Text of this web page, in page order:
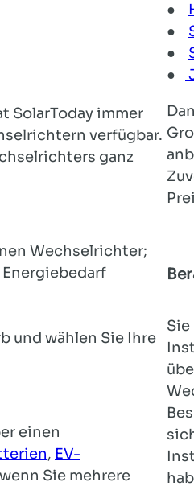
SolarToday immer
verfügbar.
ganz
Wechselrichter;
und wählen Sie Ihre
einen
, EV-
Sie mehrere
●
●
●
●